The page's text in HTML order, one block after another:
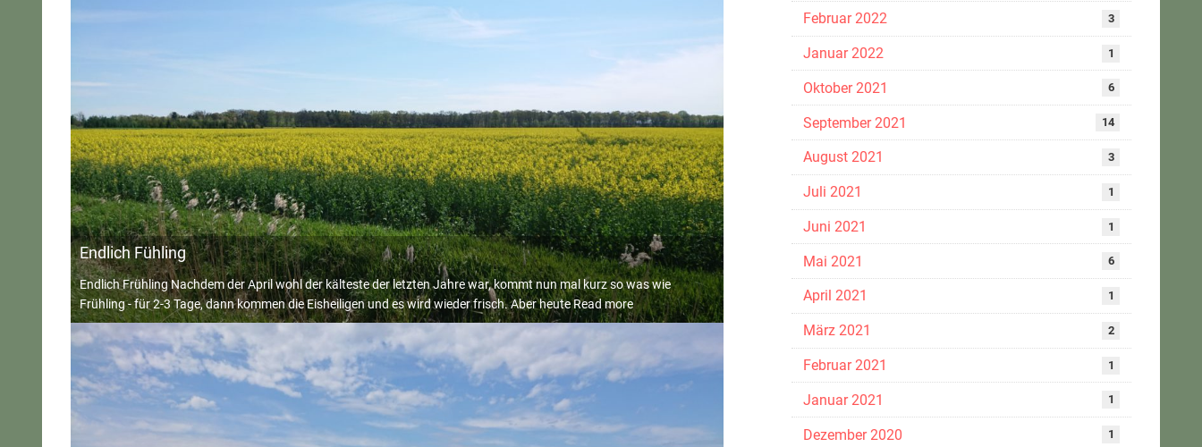
Endlich Fühling
Endlich Frühling Nachdem der April wohl der kälteste der letzten Jahre war, kommt nun mal kurz so was wie
Frühling - für 2-3 Tage, dann kommen die Eisheiligen und es wird wieder frisch. Aber heuteRead more
Februar 2022 3
Januar 2022 1
Oktober 2021 6
September 2021 14
August 2021 3
Juli 2021 1
Juni 2021 1
Mai 2021 6
April 2021 1
März 2021 2
Februar 2021 1
Januar 2021 1
Dezember 2020 1